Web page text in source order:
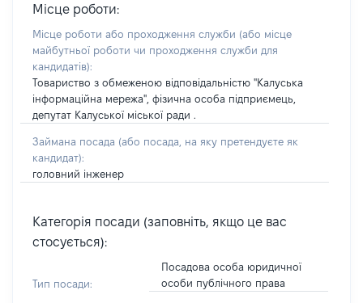
Місце роботи:
Місце роботи або проходження служби (або місце
майбутньої роботи чи проходження служби для
кандидатів):
Товариство з обмеженою відповідальністю "Калуська
інформаційна мережа", фізична особа підприємець,
депутат Калуської міської ради .
Займана посада (або посада, на яку претендуєте як
кандидат):
головний інженер
Категорія посади (заповніть, якщо це вас
стосується):
Тип посади:
Посадова особа юридичної
особи публічного права